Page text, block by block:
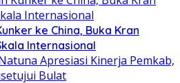
ke China, Buka Kran
Internasional